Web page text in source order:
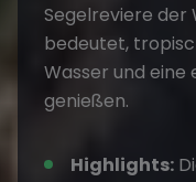
Segelreviere der
bedeutet,
Wasser und
genießen.
Highlights: